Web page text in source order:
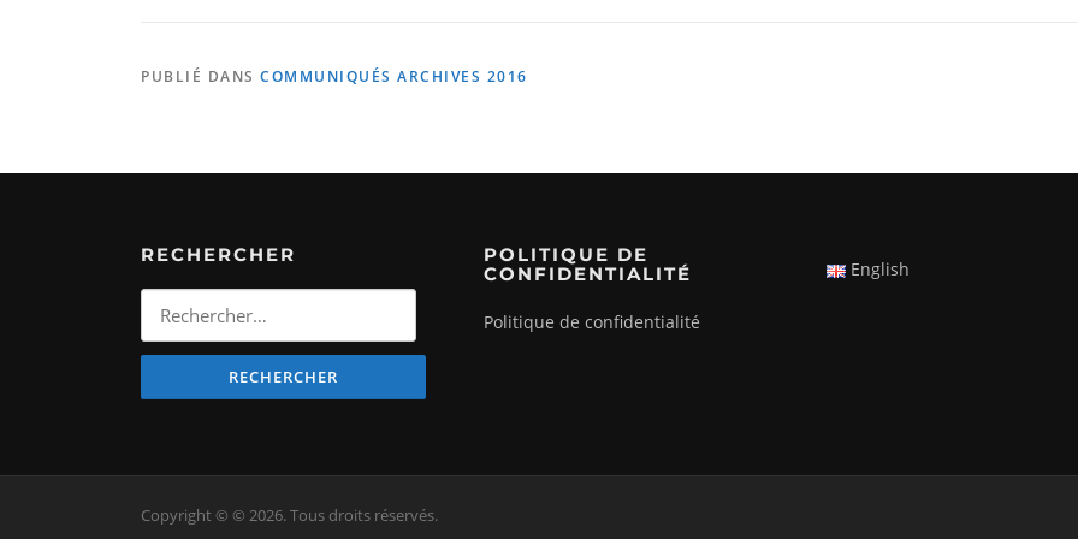
PUBLIÉ DANS COMMUNIQUÉS ARCHIVES 2016
RECHERCHER
POLITIQUE DE
CONFIDENTIALITÉ
Politique de confidentialité
English
Copyright © © 2026. Tous droits réservés.